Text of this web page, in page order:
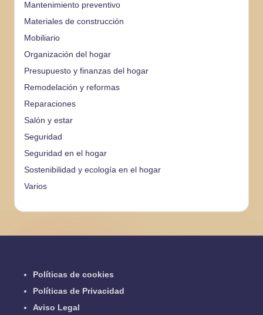
Mantenimiento preventivo
Materiales de construcción
Mobiliario
Organización del hogar
Presupuesto y finanzas del hogar
Remodelación y reformas
Reparaciones
Salón y estar
Seguridad
Seguridad en el hogar
Sostenibilidad y ecología en el hogar
Varios
Políticas de cookies
Políticas de Privacidad
Aviso Legal